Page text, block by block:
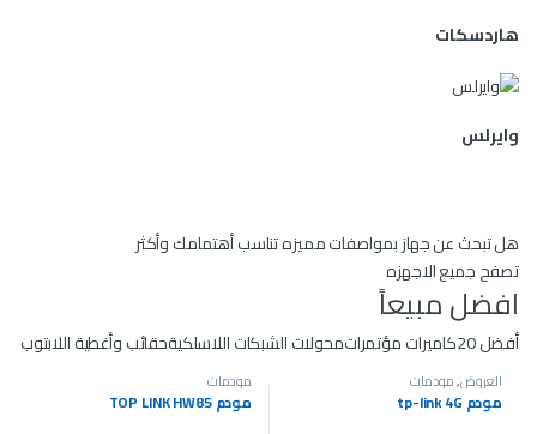
هاردسكات
وايرلس
هل تبحث عن جهاز بمواصفات مميزه تناسب أهتمامك وأكثر
تصفح جميع الاجهزه
افضل مبيعاً
أفضل 20 كاميرات مؤتمراتمحولات الشبكات اللاسلكيةحقائب وأغطية اللابتوب
العروض,مودمات
مودم tp-link 4G
مودمات
مودم TOP LINK HW85